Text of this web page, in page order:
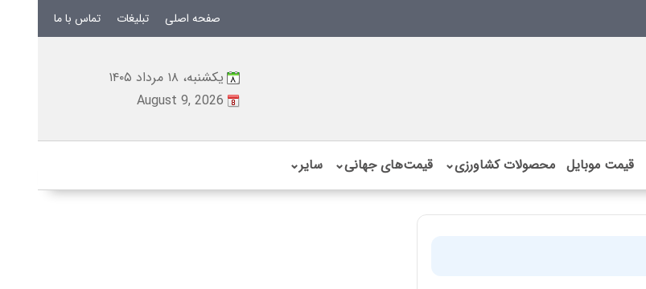
صفحه اصلی تبلیغات تماس با ما
یکشنبه، ۱۸ مرداد ۱۴۰۵
August 9, 2026
قیمت موبایل محصولات کشاورزی⌄ قیمت‌های جهانی⌄ سایر⌄